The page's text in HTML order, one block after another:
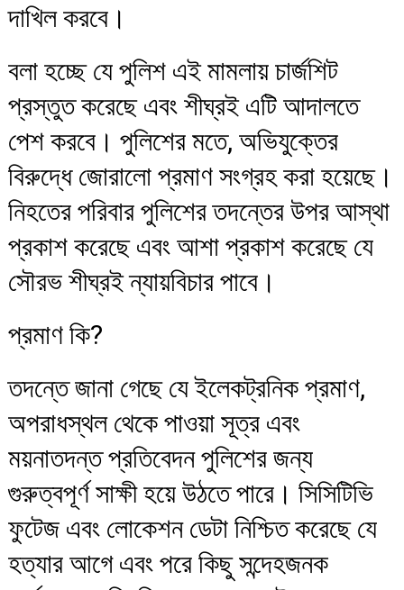
দাখিল করবে।
বলা হচ্ছে যে পুলিশ এই মামলায় চার্জশিট
প্রস্তুত করেছে এবং শীঘ্রই এটি আদালতে
পেশ করবে। পুলিশের মতে, অভিযুক্তের
বিরুদ্ধে জোরালো প্রমাণ সংগ্রহ করা হয়েছে।
নিহতের পরিবার পুলিশের তদন্তের উপর আস্থা
প্রকাশ করেছে এবং আশা প্রকাশ করেছে যে
সৌরভ শীঘ্রই ন্যায়বিচার পাবে।
প্রমাণ কি?
তদন্তে জানা গেছে যে ইলেকট্রনিক প্রমাণ,
অপরাধস্থল থেকে পাওয়া সূত্র এবং
ময়নাতদন্ত প্রতিবেদন পুলিশের জন্য
গুরুত্বপূর্ণ সাক্ষী হয়ে উঠতে পারে। সিসিটিভি
ফুটেজ এবং লোকেশন ডেটা নিশ্চিত করেছে যে
হত্যার আগে এবং পরে কিছু সন্দেহজনক